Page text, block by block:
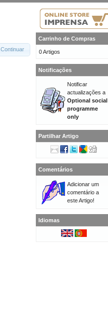
Continuar
Carrinho de Compras
0 Artigos
Notificações
Notificar
actualizações a
Optional social
programme
only
Partilhar Artigo
Comentários
Adicionar um
comentário a
este Artigo!
Idiomas